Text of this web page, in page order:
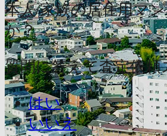
本人/家族の居住用マ
か？
質問に答えて査定依頼
はい
いいえ